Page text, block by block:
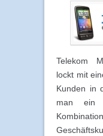
Telekom
lockt mit
Kunden in
man ein